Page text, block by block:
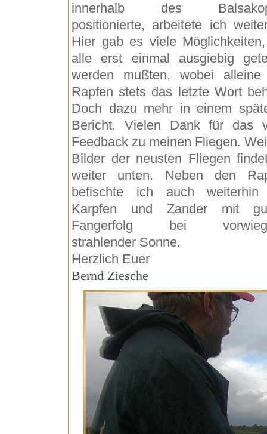
innerhalb des
positionierte, arbeitete ich
Hier gab es viele
alle erst einmal ausgiebig
werden mußten, wobei alleine
Rapfen stets das letzte Wort
Doch dazu mehr in einem
Bericht. Vielen Dank für das
Feedback zu meinen Fliegen.
Bilder der neusten Fliegen
weiter unten. Neben den
befischte ich auch weiterhin
Karpfen und Zander mit
Fangerfolg bei
strahlender Sonne.
Herzlich Euer
Bernd Ziesche